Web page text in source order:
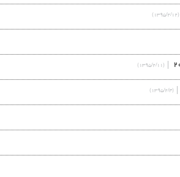
(۱۳۹۵/۲/۱۲)
(۱۳۹۵/۲/۱۱)
(۱۳۹۵/۲/۴)